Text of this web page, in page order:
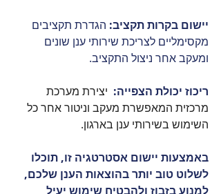
יישום בקרות תקציב: הגדרת תקציבים
מקסימליים לצריכת שירותי ענן שונים
ומעקב אחר ניצול התקציב.
ריכוז יכולת הצפייה: יצירת מערכת
מרכזית המאפשרת מעקב וניטור אחר כל
השימוש בשירותי ענן בארגון.
באמצעות יישום אסטרטגיה זו, תוכלו
לשלוט טוב יותר בהוצאות הענן שלכם,
למנוע בזבוז ולהבטיח שימוש יעיל